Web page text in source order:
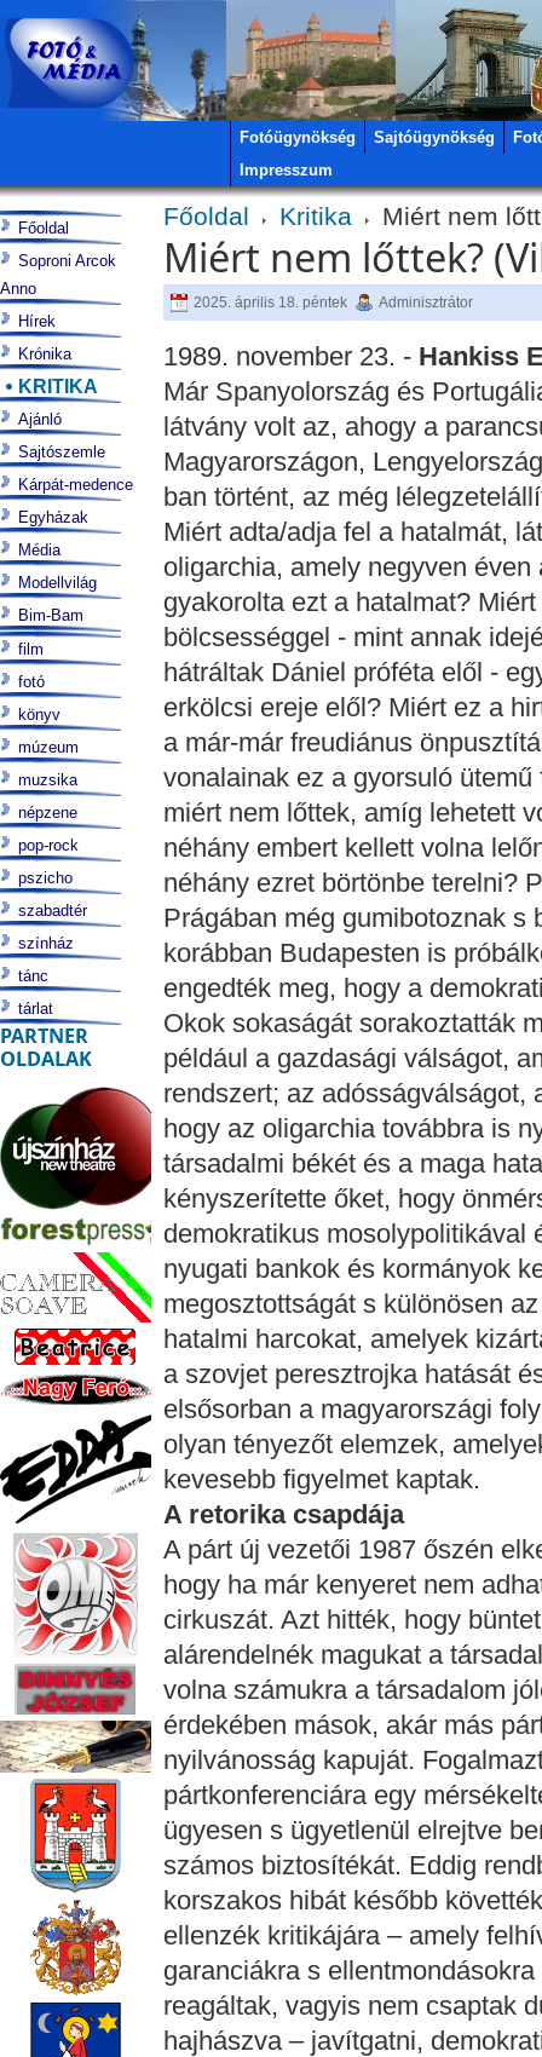
Fotóügynökség Sajtóügynökség
Impresszum
Főoldal Kritika Miért nem
Miért nem lőttek?
2025. április 18. péntek Adminisztrátor
1989. november 23. - Hankiss
Már Spanyolország és
látvány volt az, ahogy a
Magyarországon,
ban történt, az még
Miért adta/adja fel a hatalmát,
oligarchia, amely negyven
gyakorolta ezt a hatalmat?
bölcsességgel - mint annak
hátráltak Dániel próféta elől -
erkölcsi ereje elől? Miért ez a
a már-már freudiánus
vonalainak ez a gyorsuló
miért nem lőttek, amíg lehetett
néhány embert kellett volna
néhány ezret börtönbe terelni?
Prágában még gumibotoznak s
korábban Budapesten is
engedték meg, hogy a
Okok sokaságát sorakoztatták
például a gazdasági válságot,
rendszert; az adósságválságot,
hogy az oligarchia továbbra is
társadalmi békét és a maga
kényszerítette őket, hogy
demokratikus mosolypolitikával
nyugati bankok és kormányok
megosztottságát s különösen
hatalmi harcokat, amelyek
a szovjet peresztrojka hatását
elsősorban a magyarországi
olyan tényezőt elemzek,
kevesebb figyelmet kaptak.
A retorika csapdája
A párt új vezetői 1987 őszén
hogy ha már kenyeret nem
cirkuszát. Azt hitték, hogy
alárendelnék magukat a
volna számukra a társadalom
érdekében mások, akár más
nyilvánosság kapuját.
pártkonferenciára egy
ügyesen s ügyetlenül elrejtve
számos biztosítékát. Eddig
korszakos hibát később
ellenzék kritikájára – amely
garanciákra s
reagáltak, vagyis nem csaptak
hajhászva – javítgatni,
Főoldal
Soproni Arcok
Anno
Hírek
Krónika
KRITIKA
Ajánló
Sajtószemle
Kárpát-medence
Egyházak
Média
Modellvilág
Bim-Bam
film
fotó
könyv
múzeum
muzsika
népzene
pop-rock
pszicho
szabadtér
színház
tánc
tárlat
PARTNER
OLDALAK